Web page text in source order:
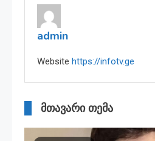
admin
Website https://infotv.ge
მთავარი თემა